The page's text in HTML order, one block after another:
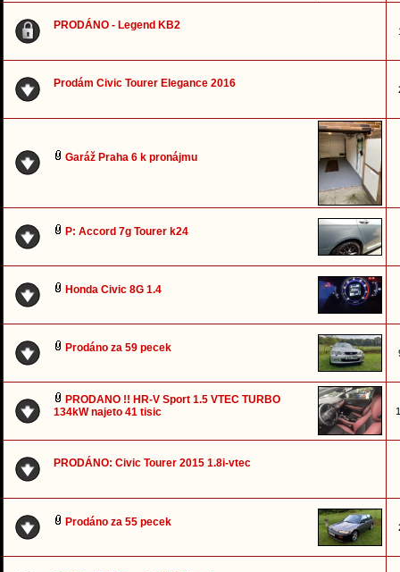
PRODÁNO - Legend KB2
Prodám Civic Tourer Elegance 2016
Garáž Praha 6 k pronájmu
P: Accord 7g Tourer k24
Honda Civic 8G 1.4
Prodáno za 59 pecek
PRODANO !! HR-V Sport 1.5 VTEC TURBO
134kW najeto 41 tisic
PRODÁNO: Civic Tourer 2015 1.8i-vtec
Prodáno za 55 pecek